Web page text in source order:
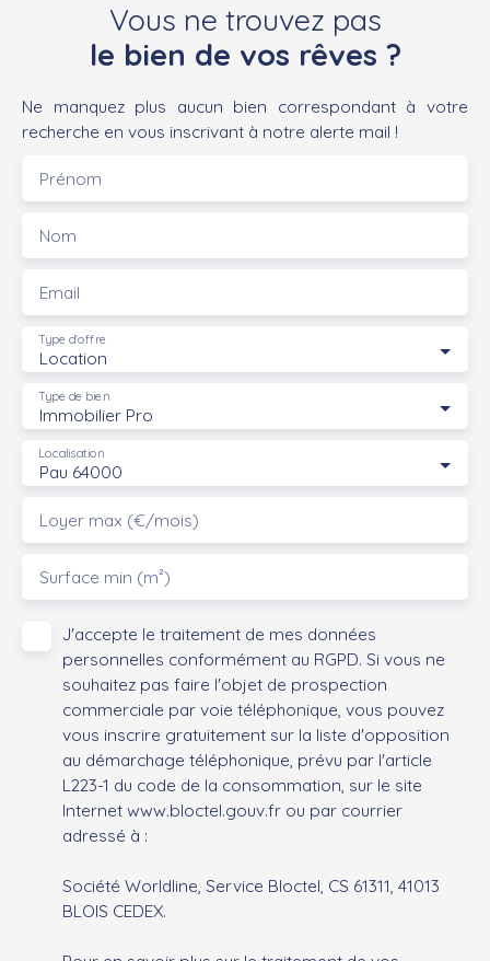
Vous ne trouvez pas
le bien de vos rêves ?
Ne manquez plus aucun bien correspondant à votre
recherche en vous inscrivant à notre alerte mail !
Prénom
Nom
Email
Location
Type d'offre
Immobilier Pro
Type de bien
Pau 64000
Localisation
Loyer max (€/mois)
Surface min (m²)
J'accepte le traitement de mes données
personnelles conformément au RGPD. Si vous ne
souhaitez pas faire l'objet de prospection
commerciale par voie téléphonique, vous pouvez
vous inscrire gratuitement sur la liste d'opposition
au démarchage téléphonique, prévu par l'article
L223-1 du code de la consommation, sur le site
Internet www.bloctel.gouv.fr ou par courrier
adressé à :
Société Worldline, Service Bloctel, CS 61311, 41013
BLOIS CEDEX.